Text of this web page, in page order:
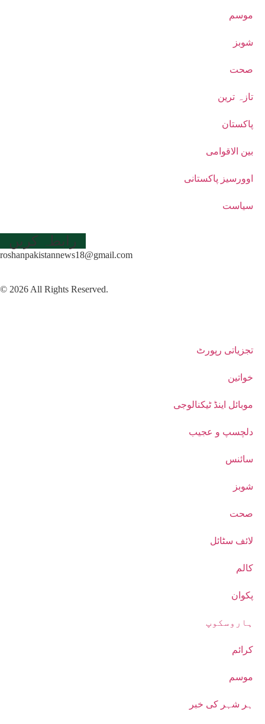
موسم
شوبز
صحت
تازہ ترین
پاکستان
بین الاقوامی
اوورسیز پاکستانی
سیاست
رابطہ کریں
roshanpakistannews18@gmail.com
© 2026 All Rights Reserved.
تجزیاتی رپورٹ
خواتین
موبائل اینڈ ٹیکنالوجی
دلچسپ و عجیب
سائنس
شوبز
صحت
لائف سٹائل
کالم
پکوان
ہاروسکوپ
کرائم
موسم
ہر شہر کی خبر